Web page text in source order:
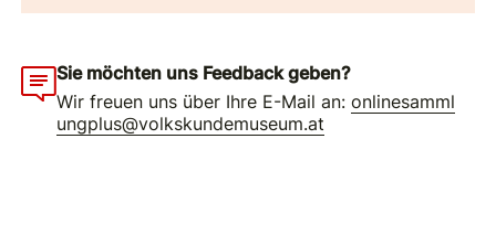
Sie möchten uns Feedback geben?
Wir freuen uns über Ihre E-Mail an:onlinesamml
ungplus@volkskundemuseum.at